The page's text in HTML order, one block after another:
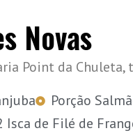
Novas
Point da
Porção
Isca de Filé de